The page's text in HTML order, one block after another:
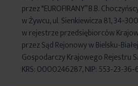
przez "EUROFIRANY” B.B.
w Żywcu, ul. Sienkiewicza 81, 34-
w rejestrze przedsiębiorców
przez Sąd Rejonowy w Bielsku-
Gospodarczy Krajowego Rejestru
KRS: 0000246287, NIP: 553-23-36-